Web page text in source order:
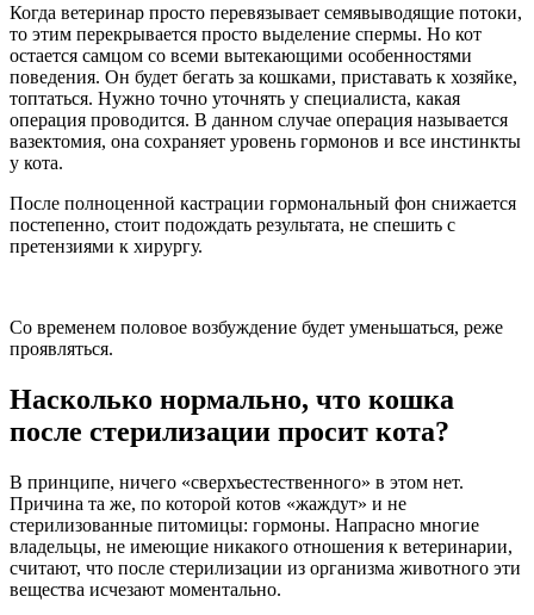
Когда ветеринар просто перевязывает семявыводящие потоки,
то этим перекрывается просто выделение спермы. Но кот
остается самцом со всеми вытекающими особенностями
поведения. Он будет бегать за кошками, приставать к хозяйке,
топтаться. Нужно точно уточнять у специалиста, какая
операция проводится. В данном случае операция называется
вазектомия, она сохраняет уровень гормонов и все инстинкты
у кота.
После полноценной кастрации гормональный фон снижается
постепенно, стоит подождать результата, не спешить с
претензиями к хирургу.
Со временем половое возбуждение будет уменьшаться, реже
проявляться.
Насколько нормально, что кошка
после стерилизации просит кота?
В принципе, ничего «сверхъестественного» в этом нет.
Причина та же, по которой котов «жаждут» и не
стерилизованные питомицы: гормоны. Напрасно многие
владельцы, не имеющие никакого отношения к ветеринарии,
считают, что после стерилизации из организма животного эти
вещества исчезают моментально.